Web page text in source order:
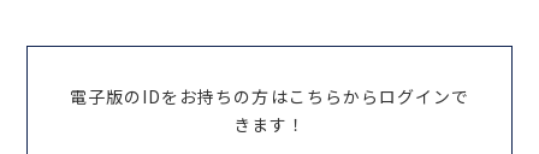
電子版のIDをお持ちの方はこちらからログインで
きます！